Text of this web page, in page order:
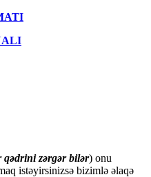
qədrini zərgər bilər) onu
istəyirsinizsə bizimlə əlaqə